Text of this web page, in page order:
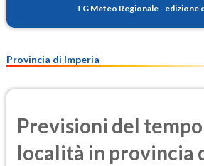
TG Meteo Regionale - edizione
Provincia di Imperia
Previsioni del
località in provincia